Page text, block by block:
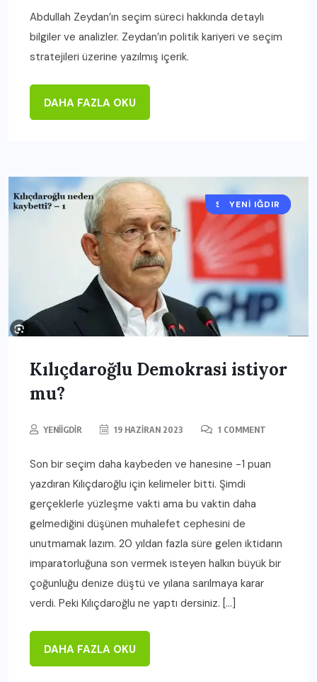
Abdullah Zeydan’ın seçim süreci hakkında detaylı
bilgiler ve analizler. Zeydan’ın politik kariyeri ve seçim
stratejileri üzerine yazılmış içerik.
DAHA FAZLA OKU
IĞDIR HABER
SORUYORUZ?
YENI IĞDIR
Kılıçdaroğlu Demokrasi istiyor
mu?
YENIIGDIR 19 HAZIRAN 2023 1 COMMENT
Son bir seçim daha kaybeden ve hanesine -1 puan
yazdıran Kılıçdaroğlu için kelimeler bitti. Şimdi
gerçeklerle yüzleşme vakti ama bu vaktin daha
gelmediğini düşünen muhalefet cephesini de
unutmamak lazım. 20 yıldan fazla süre gelen iktidarın
imparatorluğuna son vermek isteyen halkın büyük bir
çoğunluğu denize düştü ve yılana sarılmaya karar
verdi. Peki Kılıçdaroğlu ne yaptı dersiniz. […]
DAHA FAZLA OKU